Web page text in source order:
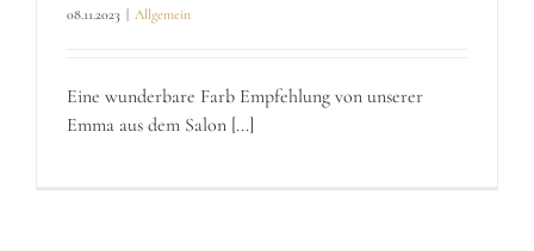
08.11.2023 | Allgemein
Eine wunderbare Farb Empfehlung von unserer
Emma aus dem Salon [...]